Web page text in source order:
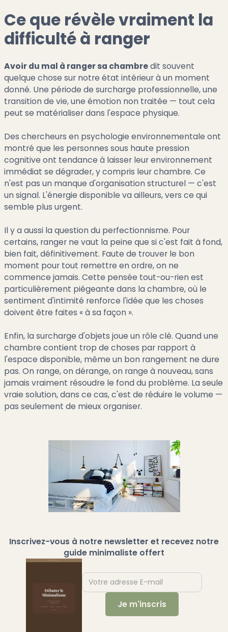
Ce que révèle vraiment la
difficulté à ranger
Avoir du mal à ranger sa chambredit souvent
quelque chose sur notre état intérieur à un moment
donné. Une période de surcharge professionnelle, une
transition de vie, une émotion non traitée — tout cela
peut se matérialiser dans l'espace physique.
Des chercheurs en psychologie environnementale ont
montré que les personnes sous haute pression
cognitive ont tendance à laisser leur environnement
immédiat se dégrader, y compris leur chambre. Ce
n'est pas un manque d'organisation structurel — c'est
un signal. L'énergie disponible va ailleurs, vers ce qui
semble plus urgent.
Il y a aussi la question du perfectionnisme. Pour
certains, ranger ne vaut la peine que si c'est fait à fond,
bien fait, définitivement. Faute de trouver le bon
moment pour tout remettre en ordre, on ne
commence jamais. Cette pensée tout-ou-rien est
particulièrement piégeante dans la chambre, où le
sentiment d'intimité renforce l'idée que les choses
doivent être faites « à sa façon ».
Enfin, la surcharge d'objets joue un rôle clé. Quand une
chambre contient trop de choses par rapport à
l'espace disponible, même un bon rangement ne dure
pas. On range, on dérange, on range à nouveau, sans
jamais vraiment résoudre le fond du problème. La seule
vraie solution, dans ce cas, c'est de réduire le volume —
pas seulement de mieux organiser.
Inscrivez-vous à notre newsletter et recevez notre
guide minimaliste offert